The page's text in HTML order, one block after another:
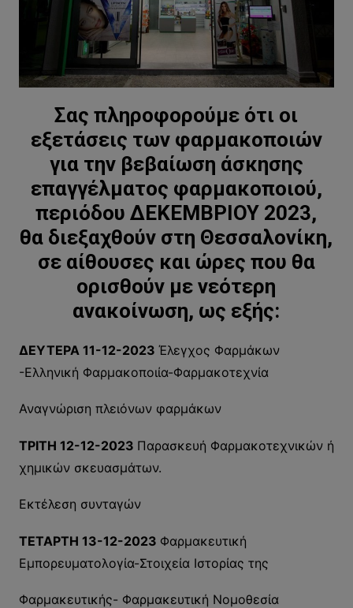
Σας πληροφορούμε ότι οι
εξετάσεις των φαρμακοποιών
για την βεβαίωση άσκησης
επαγγέλματος φαρμακοποιού,
περιόδου ΔΕΚΕΜΒΡΙΟΥ 2023,
θα διεξαχθούν στη Θεσσαλονίκη,
σε αίθουσες και ώρες που θα
ορισθούν με νεότερη
ανακοίνωση, ως εξής:
ΔΕΥΤΕΡΑ 11-12-2023 Έλεγχος Φαρμάκων
-Ελληνική Φαρμακοποιία-Φαρμακοτεχνία
Αναγνώριση πλειόνων φαρμάκων
ΤΡΙΤΗ 12-12-2023 Παρασκευή Φαρμακοτεχνικών ή
χημικών σκευασμάτων.
Εκτέλεση συνταγών
ΤΕΤΑΡΤΗ 13-12-2023 Φαρμακευτική
Εμπορευματολογία-Στοιχεία Ιστορίας της
Φαρμακευτικής- Φαρμακευτική Νομοθεσία